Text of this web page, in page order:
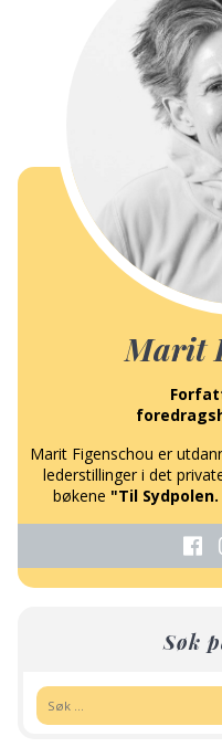
Marit
Marit Figenschou er
lederstillinger i det
bøkene "Til
Søk